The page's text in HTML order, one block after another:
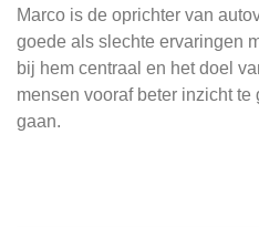
Marco is de oprichter van
goede als slechte ervaringen
bij hem centraal en het doel
mensen vooraf beter inzicht
gaan.